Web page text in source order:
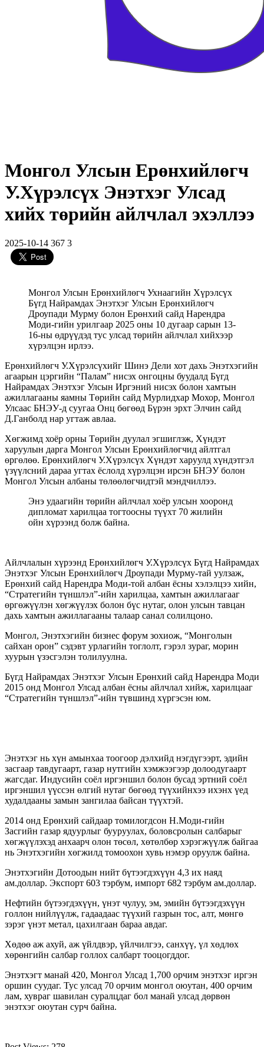
Монгол Улсын Ерөнхийлөгч
У.Хүрэлсүх Энэтхэг Улсад
хийх төрийн айлчлал эхэллээ
2025-10-14 367 3
Монгол Улсын Ерөнхийлөгч Ухнаагийн Хүрэлсүх
Бүгд Найрамдах Энэтхэг Улсын Ерөнхийлөгч
Дроупади Мурму болон Ерөнхий сайд Нарендра
Моди-гийн урилгаар 2025 оны 10 дугаар сарын 13-
16-ны өдрүүдэд тус улсад төрийн айлчлал хийхээр
хүрэлцэн ирлээ.
Ерөнхийлөгч У.Хүрэлсүхийг Шинэ Дели хот дахь Энэтхэгийн
агаарын цэргийн “Палам” нисэх онгоцны буудалд Бүгд
Найрамдах Энэтхэг Улсын Иргэний нисэх болон хамтын
ажиллагааны яамны Төрийн сайд Мурлидхар Мохор, Монгол
Улсаас БНЭУ-д суугаа Онц бөгөөд Бүрэн эрхт Элчин сайд
Д.Ганболд нар угтаж авлаа.
Хөгжимд хоёр орны Төрийн дуулал эгшиглэж, Хүндэт
харуулын дарга Монгол Улсын Ерөнхийлөгчид айлтгал
өргөлөө. Ерөнхийлөгч У.Хүрэлсүх Хүндэт харуулд хүндэтгэл
үзүүлсний дараа угтах ёслолд хүрэлцэн ирсэн БНЭУ болон
Монгол Улсын албаны төлөөлөгчидтэй мэндчиллээ.
Энэ удаагийн төрийн айлчлал хоёр улсын хооронд
дипломат харилцаа тогтоосны түүхт 70 жилийн
ойн хүрээнд болж байна.
Айлчлалын хүрээнд Ерөнхийлөгч У.Хүрэлсүх Бүгд Найрамдах
Энэтхэг Улсын Ерөнхийлөгч Дроупади Мурму-тай уулзаж,
Ерөнхий сайд Нарендра Моди-той албан ёсны хэлэлцээ хийн,
“Стратегийн түншлэл”-ийн харилцаа, хамтын ажиллагааг
өргөжүүлэн хөгжүүлэх болон бүс нутаг, олон улсын тавцан
дахь хамтын ажиллагааны талаар санал солилцоно.
Монгол, Энэтхэгийн бизнес форум зохиож, “Монголын
сайхан орон” сэдэвт урлагийн тоглолт, гэрэл зураг, морин
хуурын үзэсгэлэн толилуулна.
Бүгд Найрамдах Энэтхэг Улсын Ерөнхий сайд Нарендра Моди
2015 онд Монгол Улсад албан ёсны айлчлал хийж, харилцааг
“Стратегийн түншлэл”-ийн түвшинд хүргэсэн юм.
Энэтхэг нь хүн амынхаа тоогоор дэлхийд нэгдүгээрт, эдийн
засгаар тавдугаарт, газар нутгийн хэмжээгээр долоодугаарт
жагсдаг. Индусийн соёл иргэншил болон бусад эртний соёл
иргэншил үүссэн өлгий нутаг бөгөөд түүхийнхээ ихэнх үед
худалдааны замын зангилаа байсан түүхтэй.
2014 онд Ерөнхий сайдаар томилогдсон Н.Моди-гийн
Засгийн газар ядуурлыг бууруулах, боловсролын салбарыг
хөгжүүлэхэд анхаарч олон төсөл, хөтөлбөр хэрэгжүүлж байгаа
нь Энэтхэгийн хөгжилд томоохон хувь нэмэр оруулж байна.
Энэтхэгийн Дотоодын нийт бүтээгдэхүүн 4,3 их наяд
ам.доллар. Экспорт 603 тэрбум, импорт 682 тэрбум ам.доллар.
Нефтийн бүтээгдэхүүн, үнэт чулуу, эм, эмийн бүтээгдэхүүн
голлон нийлүүлж, гадаадаас түүхий газрын тос, алт, мөнгө
зэрэг үнэт метал, цахилгаан бараа авдаг.
Хөдөө аж ахуй, аж үйлдвэр, үйлчилгээ, санхүү, үл хөдлөх
хөрөнгийн салбар голлох салбарт тооцогддог.
Энэтхэгт манай 420, Монгол Улсад 1,700 орчим энэтхэг иргэн
оршин суудаг. Тус улсад 70 орчим монгол оюутан, 400 орчим
лам, хувраг шавилан суралцдаг бол манай улсад дөрвөн
энэтхэг оюутан сурч байна.